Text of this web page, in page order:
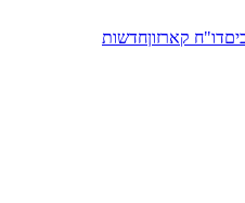
דו"ח קארזוןחדשות